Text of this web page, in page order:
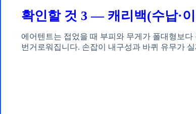
확인할 것 3 — 캐리백(수납·
에어텐트는 접었을 때 부피와 무게가 폴대형보
번거로워집니다. 손잡이 내구성과 바퀴 유무가